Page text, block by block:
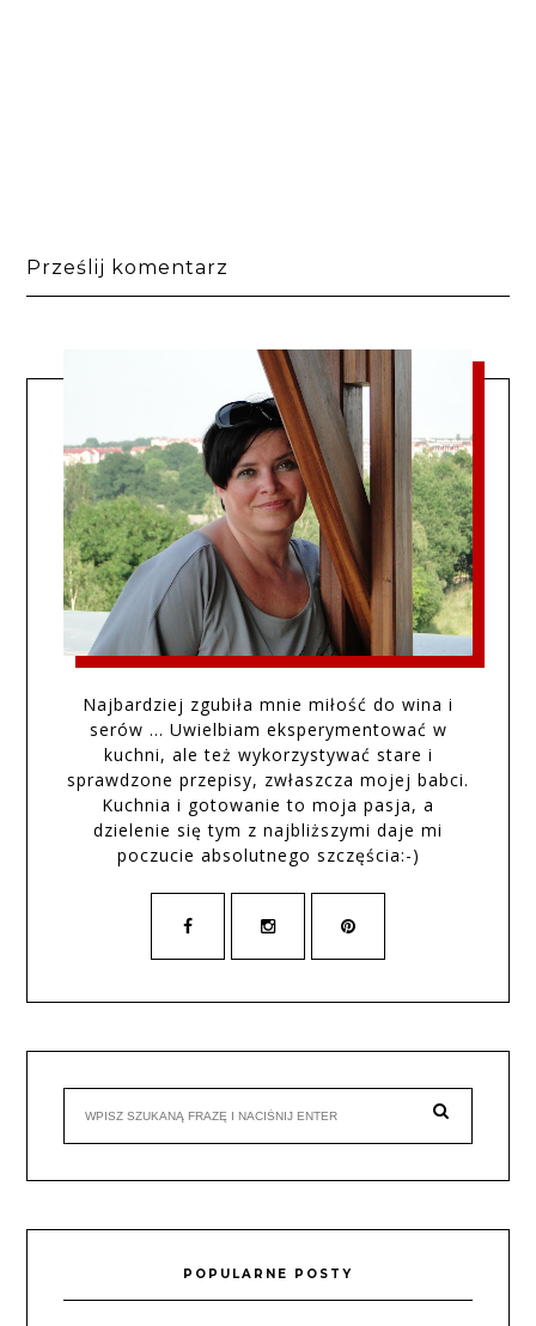
Prześlij komentarz
Najbardziej zgubiła mnie miłość do wina i
serów … Uwielbiam eksperymentować w
kuchni, ale też wykorzystywać stare i
sprawdzone przepisy, zwłaszcza mojej babci.
Kuchnia i gotowanie to moja pasja, a
dzielenie się tym z najbliższymi daje mi
poczucie absolutnego szczęścia:-)
POPULARNE POSTY